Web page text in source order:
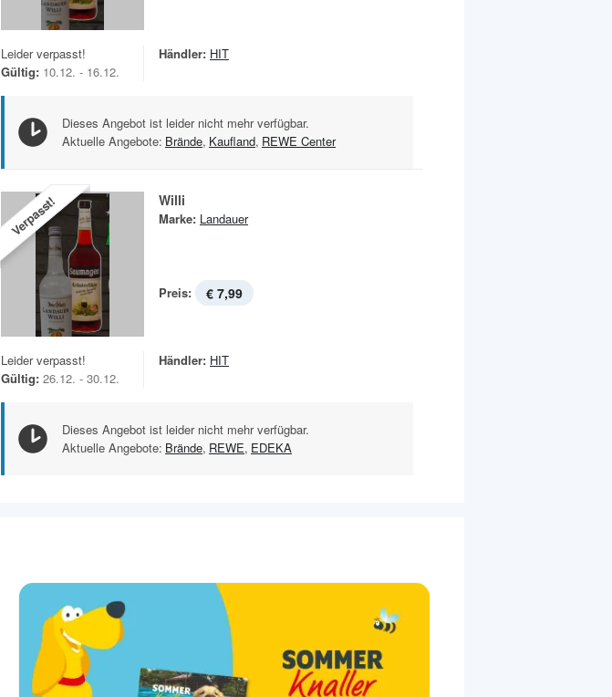
Leider verpasst!
Gültig: 10.12. - 16.12.
Händler: HIT
Dieses Angebot ist leider nicht mehr verfügbar.
Aktuelle Angebote: Brände, Kaufland, REWE Center
Verpasst! Willi
Marke: Landauer
Preis: € 7,99
Leider verpasst!
Gültig: 26.12. - 30.12.
Händler: HIT
Dieses Angebot ist leider nicht mehr verfügbar.
Aktuelle Angebote: Brände, REWE, EDEKA